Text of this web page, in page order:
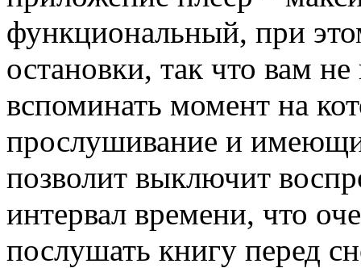
функциональный, при
остановки, так что вам
вспоминать момент на
прослушивание и
позволит выключит
интервал времени, что
послушать книгу перед